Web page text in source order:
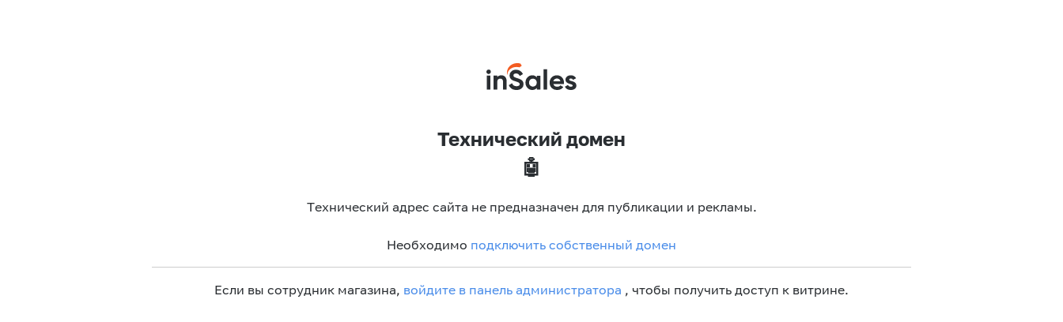
Технический домен
🤖
Технический адрес сайта не предназначен для публикации и рекламы.
Необходимо подключить собственный домен
Если вы сотрудник магазина, войдите в панель администратора , чтобы получить доступ к витрине.